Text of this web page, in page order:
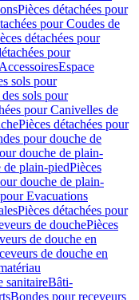
Pièces détachées pour
pour Coudes de
détachées pour
pour
Espace
sols pour
sols pour
pour Canivelles de
Pièces détachées pour
pour douche de
douche de plain-
de plain-piedPièces
douche de plain-
Evacuations
Pièces détachées pour
de douchePièces
de douche en
de douche en
sanitaireBâti-
Bondes pour receveurs